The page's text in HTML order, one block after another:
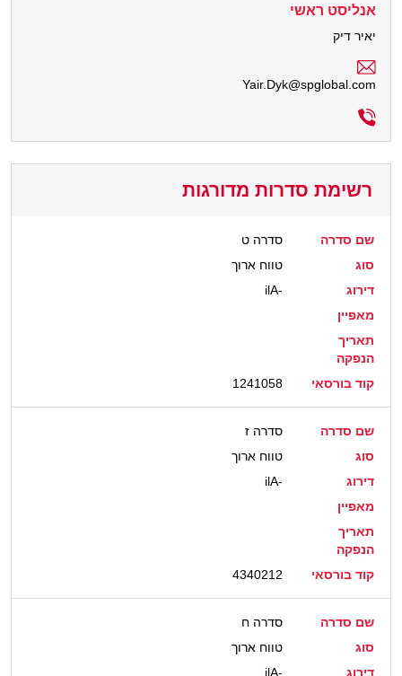
אנליסט ראשי
יאיר דיק
Yair.Dyk@spglobal.com
רשימת סדרות מדורגות
שם סדרה
סדרה ט
סוג
טווח ארוך
דירוג
ilA-
מאפיין
תאריך
הנפקה
קוד בורסאי
1241058
שם סדרה
סדרה ז
סוג
טווח ארוך
דירוג
ilA-
מאפיין
תאריך
הנפקה
קוד בורסאי
4340212
שם סדרה
סדרה ח
סוג
טווח ארוך
דירוג
ilA-